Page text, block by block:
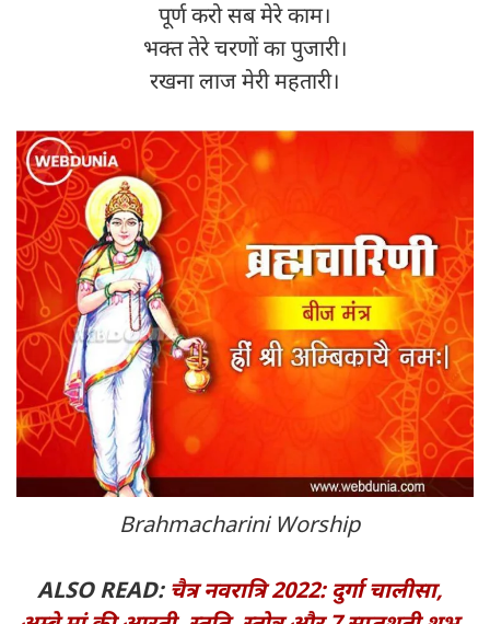
पूर्ण करो सब मेरे काम।
भक्त तेरे चरणों का पुजारी।
रखना लाज मेरी महतारी।
Brahmacharini Worship
ALSO READ: चैत्र नवरात्रि 2022: दुर्गा चालीसा,